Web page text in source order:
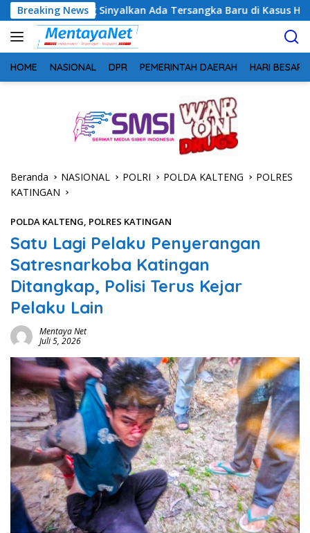
Langsung
ke
konten
Breaking News
Sinyalkan Ada Tersangka Baru di Kasus Hibah Rp40 Miliar
HOME NASIONAL DPR PEMERINTAH DAERAH HARI BESAR
Beranda NASIONAL POLRI POLDA KALTENG
POLRES
KATINGAN
POLDA KALTENG, POLRES KATINGAN
Satu Lagi Pelaku Penyerangan
Satresnarkoba Katingan
Ditangkap, Polisi Terus Kejar
Pelaku Lain
Mentaya Net
Juli 5, 2026